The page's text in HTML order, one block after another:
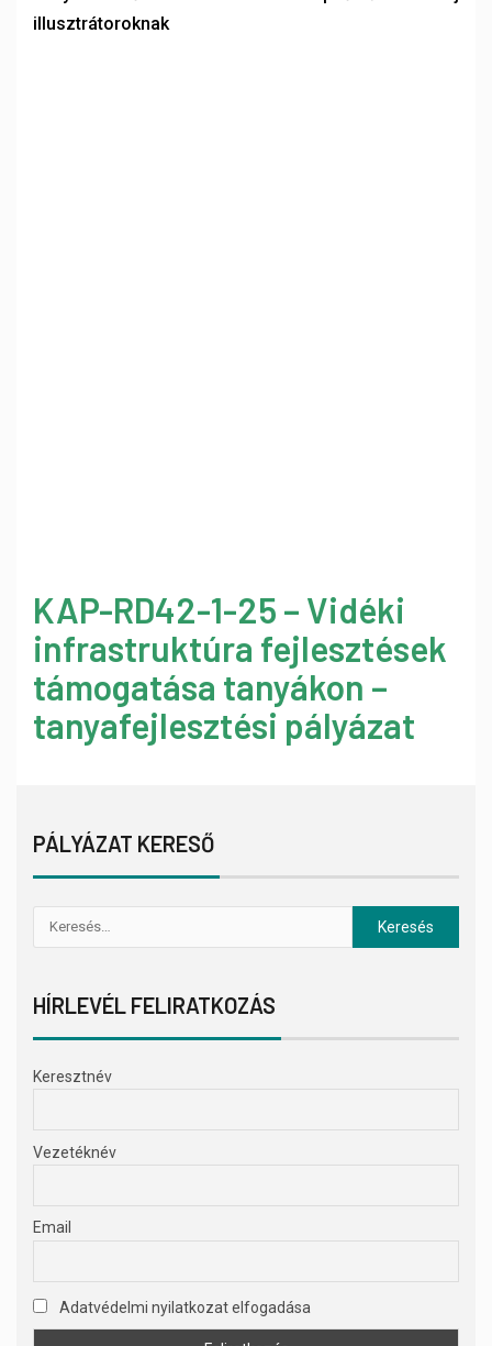
illusztrátoroknak
KAP-RD42-1-25 – Vidéki
infrastruktúra fejlesztések
támogatása tanyákon –
tanyafejlesztési pályázat
PÁLYÁZAT KERESŐ
HÍRLEVÉL FELIRATKOZÁS
Keresztnév
Vezetéknév
Email
Adatvédelmi nyilatkozat elfogadása